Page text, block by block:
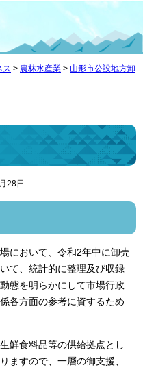
ス > 農林水産業 > 山形市公設地方卸
28日
において、令和2年中に卸売
て、統計的に整理及び収録
態を明らかにして市場行政
各方面の参考に資するため
鮮食料品等の供給拠点とし
ますので、一層の御支援、